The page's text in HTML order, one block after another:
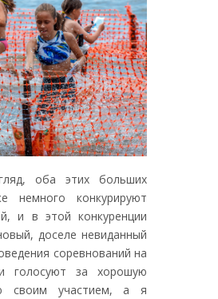
оба этих больших
немного конкурируют
и в этой конкуренции
доселе невиданный
соревнований на
голосуют за хорошую
своим участием, а я